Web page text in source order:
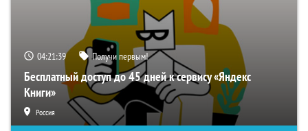
04:21:38 Получи первым!
Бесплатный доступ до 45 дней к сервису «Яндекс
Книги»
Россия